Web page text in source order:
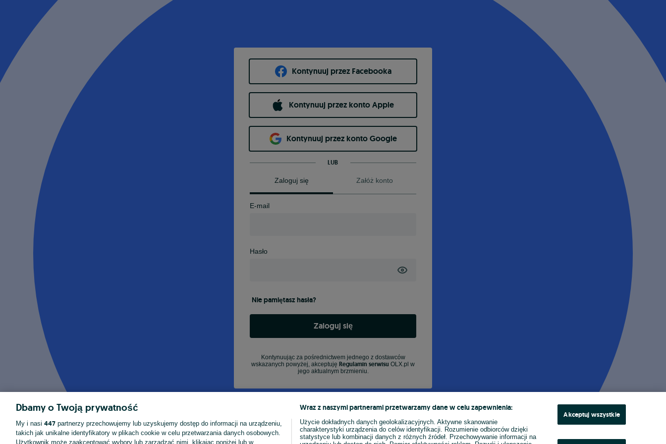
Kontynuuj przez Facebooka
Kontynuuj przez konto Apple
Kontynuuj przez konto Google
LUB
Zaloguj się Załóż konto
E-mail
Hasło
Nie pamiętasz hasła?
Zaloguj się
Kontynuując za pośrednictwem jednego z dostawców
wskazanych powyżej, akceptuję Regulamin serwisu OLX.pl w
jego aktualnym brzmieniu.
Dbamy o Twoją prywatność
My i nasi 447 partnerzy przechowujemy lub uzyskujemy dostęp do informacji na urządzeniu,
takich jak unikalne identyfikatory w plikach cookie w celu przetwarzania danych osobowych.
Użytkownik może zaakceptować wybory lub zarządzać nimi, klikając poniżej lub w
Wraz z naszymi partnerami przetwarzamy dane w celu zapewnienia:
Użycie dokładnych danych geolokalizacyjnych. Aktywne skanowanie
charakterystyki urządzenia do celów identyfikacji. Rozumienie odbiorców dzięki
statystyce lub kombinacji danych z różnych źródeł. Przechowywanie informacji na
Akceptuj wszystkie